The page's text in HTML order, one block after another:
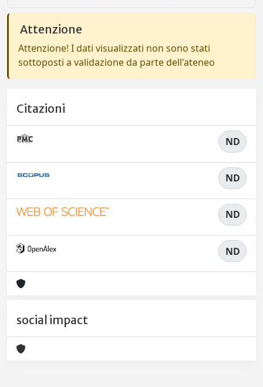
Attenzione
Attenzione! I dati visualizzati non sono stati
sottoposti a validazione da parte dell'ateneo
Citazioni
ND
ND
ND
ND
social impact